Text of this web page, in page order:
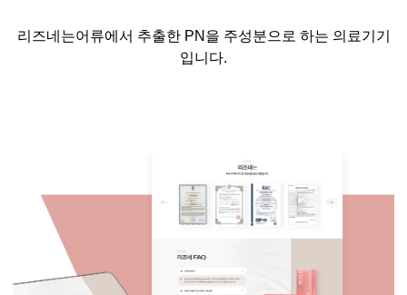
리즈네는어류에서 추출한 PN 을 주성분으로 하는 의료기기
입니다.